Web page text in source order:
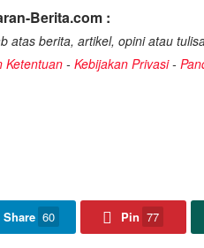
Berita.com :
atas berita, artikel, opini atau
Ketentuan - Kebijakan Privasi-
Share 60 Pin 77